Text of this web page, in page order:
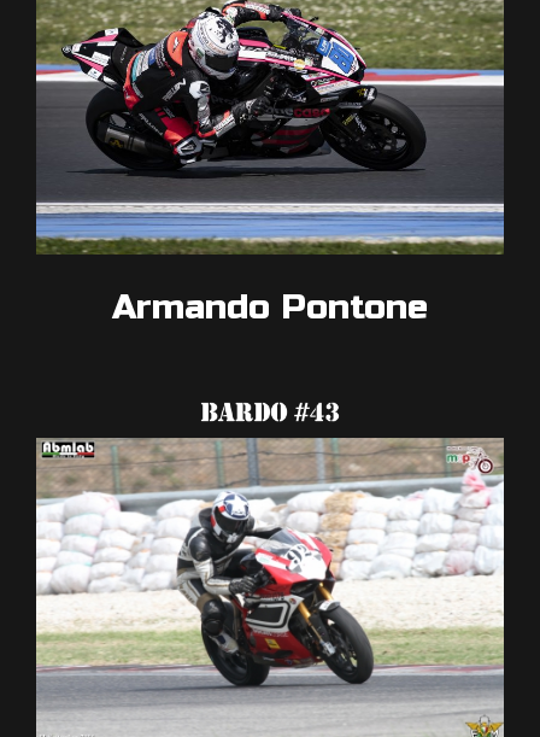
Armando Pontone